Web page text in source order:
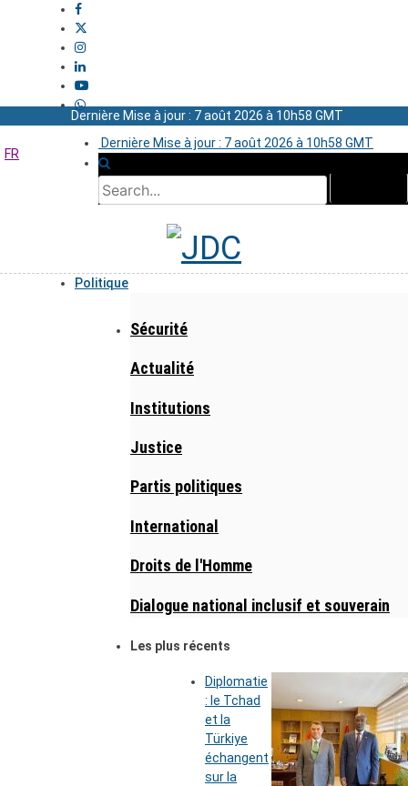
Dernière Mise à jour : 7 août 2026 à 10h58 GMT
Dernière Mise à jour : 7 août 2026 à 10h58 GMT
FR
Politique
Sécurité
Actualité
Institutions
Justice
Partis politiques
International
Droits de l'Homme
Dialogue national inclusif et souverain
Les plus récents
Diplomatie
: le Tchad
et la
Türkiye
échangent
sur la